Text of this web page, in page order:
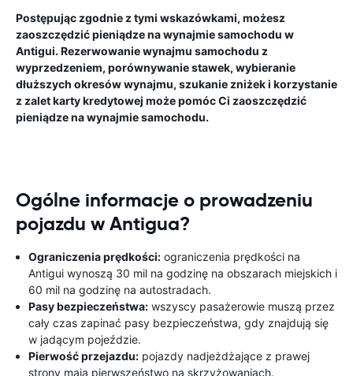
Postępując zgodnie z tymi wskazówkami, możesz
zaoszczędzić pieniądze na wynajmie samochodu w
Antigui. Rezerwowanie wynajmu samochodu z
wyprzedzeniem, porównywanie stawek, wybieranie
dłuższych okresów wynajmu, szukanie zniżek i korzystanie
z zalet karty kredytowej może pomóc Ci zaoszczędzić
pieniądze na wynajmie samochodu.
Ogólne informacje o prowadzeniu
pojazdu w Antigua?
Ograniczenia prędkości: ograniczenia prędkości na
Antigui wynoszą 30 mil na godzinę na obszarach miejskich i
60 mil na godzinę na autostradach.
Pasy bezpieczeństwa: wszyscy pasażerowie muszą przez
cały czas zapinać pasy bezpieczeństwa, gdy znajdują się
w jadącym pojeździe.
Pierwość przejazdu: pojazdy nadjeżdżające z prawej
strony mają pierwszeństwo na skrzyżowaniach.